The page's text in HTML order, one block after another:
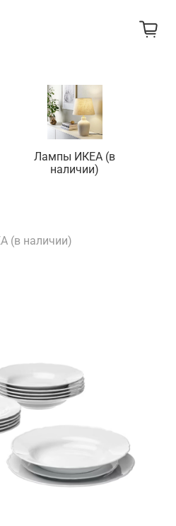
Лампы ИКЕА (в
наличии)
(в наличии)